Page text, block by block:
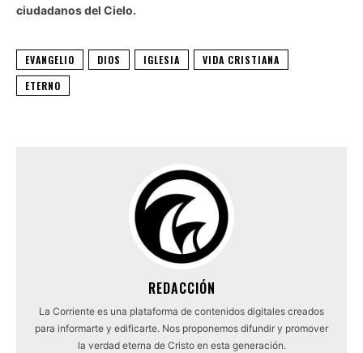
ciudadanos del Cielo.
EVANGELIO DIOS IGLESIA
VIDA CRISTIANA
ETERNO
REDACCIÓN
La Corriente es una plataforma de contenidos digitales creados
para informarte y edificarte. Nos proponemos difundir y promover
la verdad eterna de Cristo en esta generación.